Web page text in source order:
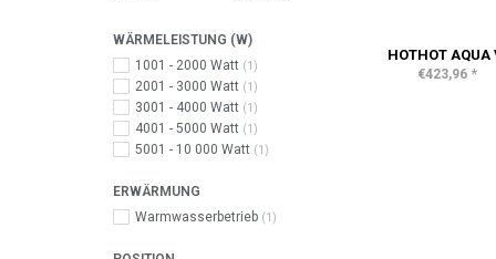
WÄRMELEISTUNG (W)
1001 - 2000 Watt (1)
2001 - 3000 Watt (1)
3001 - 4000 Watt (1)
4001 - 5000 Watt (1)
5001 - 10 000 Watt (1)
ERWÄRMUNG
Warmwasserbetrieb (1)
HOTHOT AQUA
€423,96 *